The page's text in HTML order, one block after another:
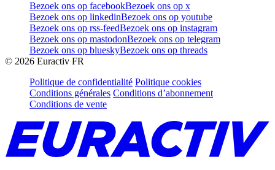
Bezoek ons op facebookBezoek ons op x
Bezoek ons op linkedinBezoek ons op youtube
Bezoek ons op rss-feedBezoek ons op instagram
Bezoek ons op mastodonBezoek ons op telegram
Bezoek ons op blueskyBezoek ons op threads
© 2026 Euractiv FR
Politique de confidentialité Politique cookies
Conditions générales Conditions d’abonnement
Conditions de vente